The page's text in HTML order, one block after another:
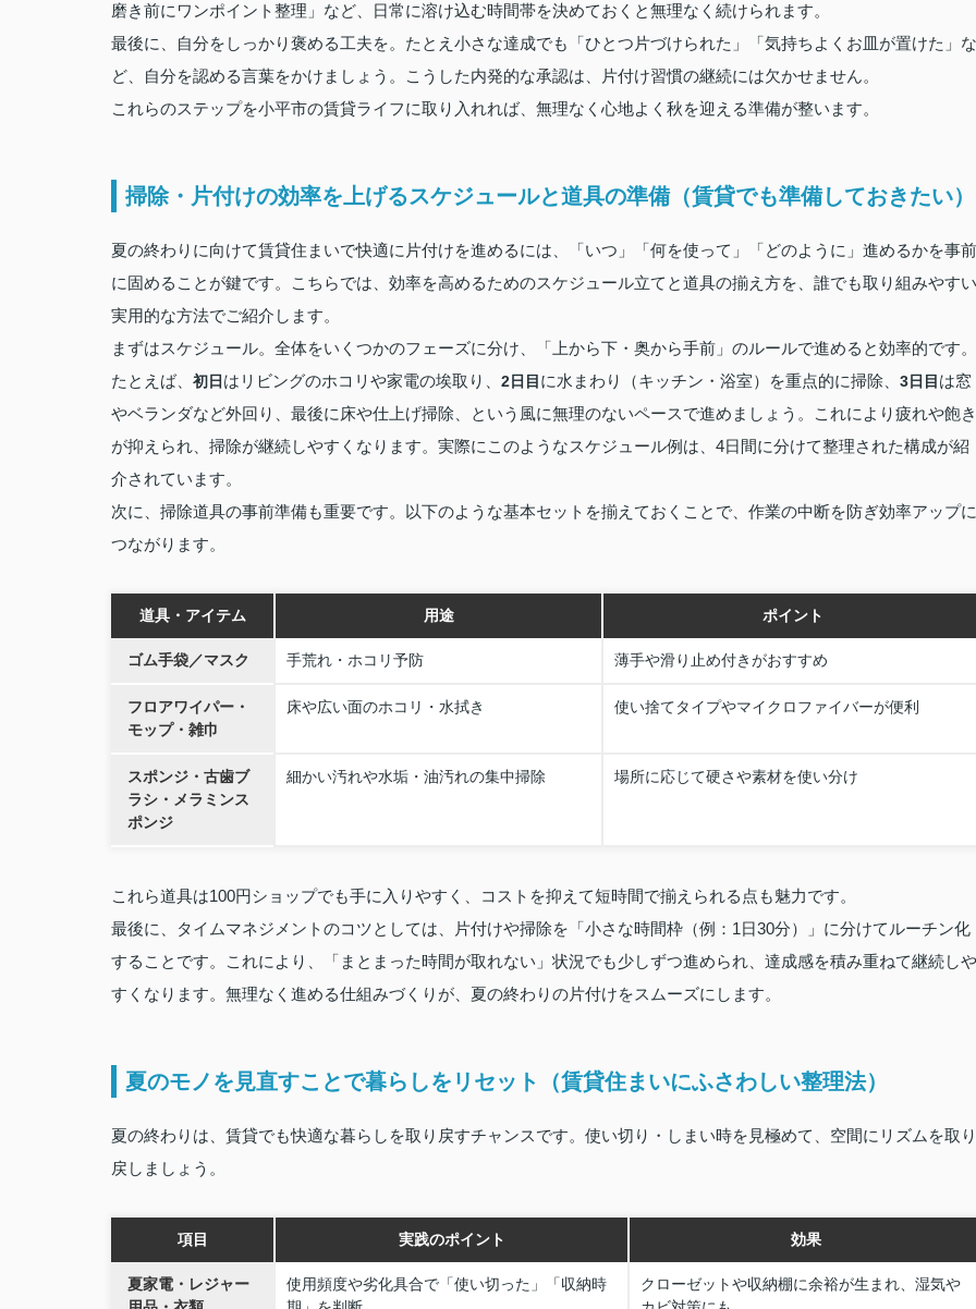
磨き前にワンポイント整理」など、日常に溶け込む時間帯を決めておくと無理なく続けられます。
最後に、自分をしっかり褒める工夫を。たとえ小さな達成でも「ひとつ片づけられた」「気持ちよくお皿が置けた」な
ど、自分を認める言葉をかけましょう。こうした内発的な承認は、片付け習慣の継続には欠かせません。
これらのステップを小平市の賃貸ライフに取り入れれば、無理なく心地よく秋を迎える準備が整います。
掃除・片付けの効率を上げるスケジュールと道具の準備（賃貸でも準備しておきたい）
夏の終わりに向けて賃貸住まいで快適に片付けを進めるには、「いつ」「何を使って」「どのように」進めるかを事前
に固めることが鍵です。こちらでは、効率を高めるためのスケジュール立てと道具の揃え方を、誰でも取り組みやすい
実用的な方法でご紹介します。
まずはスケジュール。全体をいくつかのフェーズに分け、「上から下・奥から手前」のルールで進めると効率的です。
たとえば、 初日 はリビングのホコリや家電の埃取り、 2日目 に水まわり（キッチン・浴室）を重点的に掃除、 3日目 は窓
やベランダなど外回り、最後に床や仕上げ掃除、という風に無理のないペースで進めましょう。これにより疲れや飽き
が抑えられ、掃除が継続しやすくなります。実際にこのようなスケジュール例は、4日間に分けて整理された構成が紹
介されています。
次に、掃除道具の事前準備も重要です。以下のような基本セットを揃えておくことで、作業の中断を防ぎ効率アップに
つながります。
道具・アイテム 用途 ポイント
ゴム手袋／マスク 手荒れ・ホコリ予防 薄手や滑り止め付きがおすすめ
フロアワイパー・
モップ・雑巾
床や広い面のホコリ・水拭き 使い捨てタイプやマイクロファイバーが便利
スポンジ・古歯ブ
ラシ・メラミンス
ポンジ
細かい汚れや水垢・油汚れの集中掃除 場所に応じて硬さや素材を使い分け
これら道具は100円ショップでも手に入りやすく、コストを抑えて短時間で揃えられる点も魅力です。
最後に、タイムマネジメントのコツとしては、片付けや掃除を「小さな時間枠（例：1日30分）」に分けてルーチン化
することです。これにより、「まとまった時間が取れない」状況でも少しずつ進められ、達成感を積み重ねて継続しや
すくなります。無理なく進める仕組みづくりが、夏の終わりの片付けをスムーズにします。
夏のモノを見直すことで暮らしをリセット（賃貸住まいにふさわしい整理法）
夏の終わりは、賃貸でも快適な暮らしを取り戻すチャンスです。使い切り・しまい時を見極めて、空間にリズムを取り
戻しましょう。
項目 実践のポイント 効果
夏家電・レジャー
使用頻度や劣化具合で「使い切った」「収納時
クローゼットや収納棚に余裕が生まれ、湿気や